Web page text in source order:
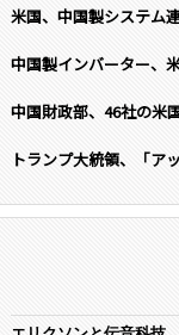
米国、中国製システム
中国製インバーター、
中国財政部、46社の米
トランプ大統領、「ア